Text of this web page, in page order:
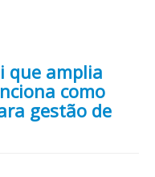
que amplia
como
gestão de